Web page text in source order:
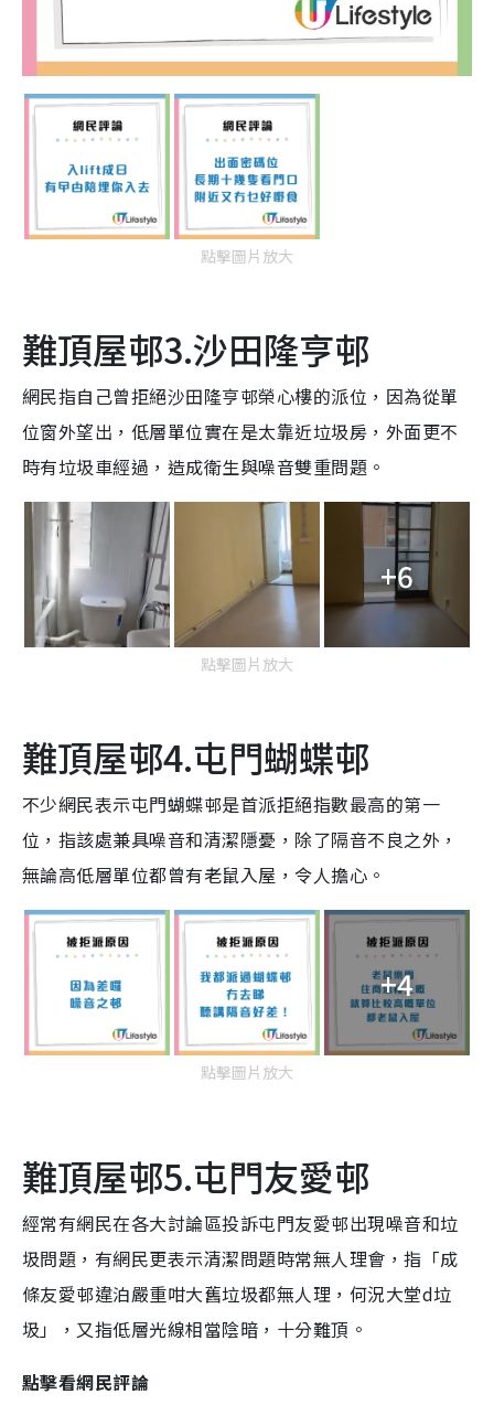
點擊圖片放大
難頂屋邨3.沙田隆亨邨
網民指自己曾拒絕沙田隆亨邨榮心樓的派位，因為從單
位窗外望出，低層單位實在是太靠近垃圾房，外面更不
時有垃圾車經過，造成衛生與噪音雙重問題。
+6
點擊圖片放大
難頂屋邨4.屯門蝴蝶邨
不少網民表示屯門蝴蝶邨是首派拒絕指數最高的第一
位，指該處兼具噪音和清潔隱憂，除了隔音不良之外，
無論高低層單位都曾有老鼠入屋，令人擔心。
+4
點擊圖片放大
難頂屋邨5.屯門友愛邨
經常有網民在各大討論區投訴屯門友愛邨出現噪音和垃
圾問題，有網民更表示清潔問題時常無人理會，指「成
條友愛邨違泊嚴重咁大舊垃圾都無人理，何況大堂d垃
圾」，又指低層光線相當陰暗，十分難頂。
點擊看網民評論